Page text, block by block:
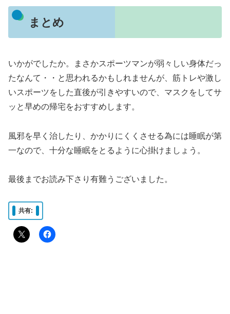
まとめ
いかがでしたか。まさかスポーツマンが弱々しい身体だっ
たなんて・・と思われるかもしれませんが、筋トレや激し
いスポーツをした直後が引きやすいので、マスクをしてサ
ッと早めの帰宅をおすすめします。
風邪を早く治したり、かかりにくくさせる為には睡眠が第
一なので、十分な睡眠をとるように心掛けましょう。
最後までお読み下さり有難うございました。
共有: